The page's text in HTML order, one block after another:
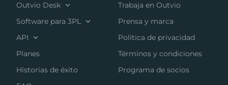
Outvio Desk
Software para 3PL
API
Planes
Historias de éxito
Trabaja en Outvio
Prensa y marca
Política de privacidad
Términos y condiciones
Programa de socios